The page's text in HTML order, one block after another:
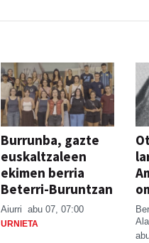
Burrunba, gazte
euskaltzaleen
ekimen berria
Beterri-Buruntzan
Aiurri abu 07, 07:00
URNIETA